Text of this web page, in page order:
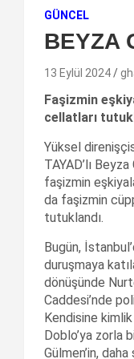
GÜNCEL
BEYZA
13 Eylül 2024
Faşizmin
cellatları
Yüksel
TAYAD’lı
faşizmin
da faşizmin
tutuklandı.
Bugün,
duruşmaya
dönüşünde
Caddesi’nde
Kendisine
Doblo’ya zorla
Gülmen’in,